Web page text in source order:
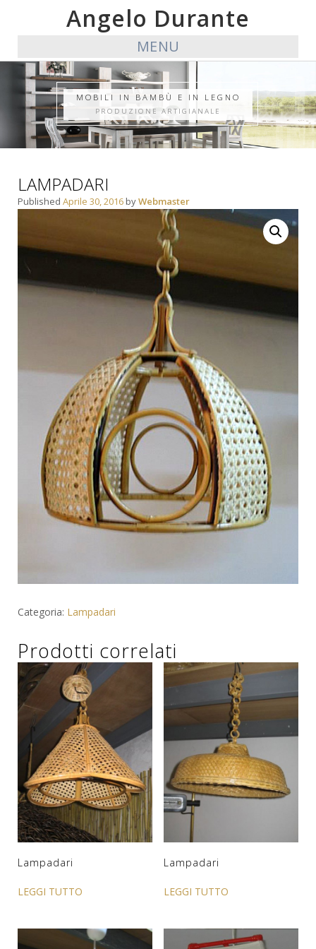
Angelo Durante
MENU
MOBILI IN BAMBÙ E IN LEGNO
PRODUZIONE ARTIGIANALE
LAMPADARI
Published Aprile 30, 2016 byWebmaster
Categoria: Lampadari
Prodotti correlati
Lampadari
LEGGI TUTTO
Lampadari
LEGGI TUTTO